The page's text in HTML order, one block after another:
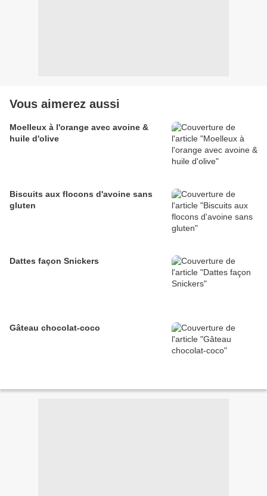
Vous aimerez aussi
Moelleux à l'orange avec avoine &
huile d'olive
Biscuits aux flocons d'avoine sans
gluten
Dattes façon Snickers
Gâteau chocolat-coco